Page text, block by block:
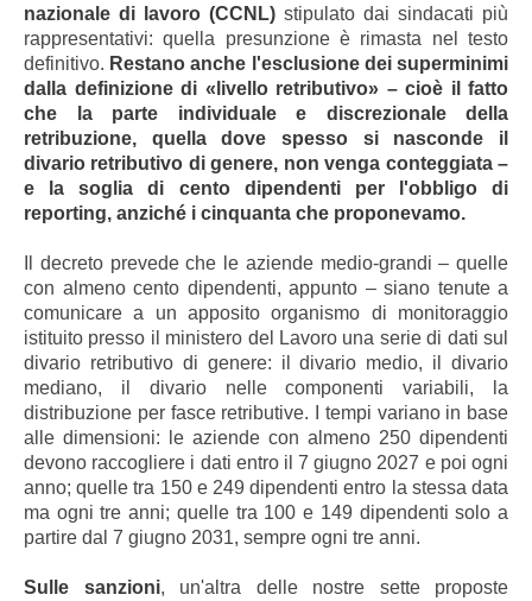
nazionale di lavoro (CCNL) stipulato dai sindacati più
rappresentativi: quella presunzione è rimasta nel testo
definitivo. Restano anche l'esclusione dei superminimi
dalla definizione di «livello retributivo» – cioè il fatto
che la parte individuale e discrezionale della
retribuzione, quella dove spesso si nasconde il
divario retributivo di genere, non venga conteggiata –
e la soglia di cento dipendenti per l'obbligo di
reporting, anziché i cinquanta che proponevamo.
Il decreto prevede che le aziende medio-grandi – quelle
con almeno cento dipendenti, appunto – siano tenute a
comunicare a un apposito organismo di monitoraggio
istituito presso il ministero del Lavoro una serie di dati sul
divario retributivo di genere: il divario medio, il divario
mediano, il divario nelle componenti variabili, la
distribuzione per fasce retributive. I tempi variano in base
alle dimensioni: le aziende con almeno 250 dipendenti
devono raccogliere i dati entro il 7 giugno 2027 e poi ogni
anno; quelle tra 150 e 249 dipendenti entro la stessa data
ma ogni tre anni; quelle tra 100 e 149 dipendenti solo a
partire dal 7 giugno 2031, sempre ogni tre anni.
Sulle sanzioni, un'altra delle nostre sette proposte